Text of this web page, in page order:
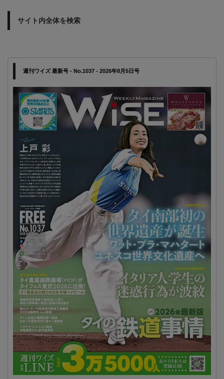
サイト内全体を検索
週刊ワイズ 最新号 - No.1037 - 2026年8月5日号